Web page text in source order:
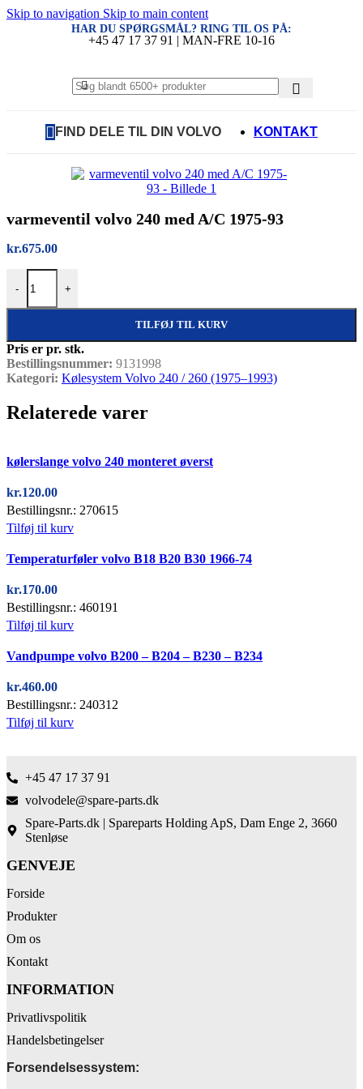
Skip to navigation Skip to main content
HAR DU SPØRGSMÅL? RING TIL OS PÅ:
+45 47 17 37 91 | MAN-FRE 10-16
FIND DELE TIL DIN VOLVO KONTAKT
varmeventil volvo 240 med A/C 1975-93
kr.675.00
-
varmeventil volvo 240 med A/C 1975-93 antal
+
TILFØJ TIL KURV
Pris er pr. stk.
Bestillingsnummer: 9131998
Kategori: Kølesystem Volvo 240 / 260 (1975–1993)
Relaterede varer
kølerslange volvo 240 monteret øverst
kr.120.00
Bestillingsnr.: 270615
Tilføj til kurv
Temperaturføler volvo B18 B20 B30 1966-74
kr.170.00
Bestillingsnr.: 460191
Tilføj til kurv
Vandpumpe volvo B200 – B204 – B230 – B234
kr.460.00
Bestillingsnr.: 240312
Tilføj til kurv
+45 47 17 37 91
volvodele@spare-parts.dk
Spare-Parts.dk | Spareparts Holding ApS, Dam Enge 2, 3660
Stenløse
GENVEJE
Forside
Produkter
Om os
Kontakt
INFORMATION
Privatlivspolitik
Handelsbetingelser
Forsendelsessystem: